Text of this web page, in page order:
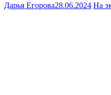
Дарья Егорова28.06.2024 На